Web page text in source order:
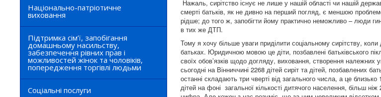
Національно-патріотичне
виховання
Підтримка сім’ї, запобігання
домашньому насильству,
забезпечення рівних прав і
можливостей жінок та чоловіків,
попередження торгівлі людьми
Соціальні послуги
Нажаль, сирітство існує не лише у нашій області чи нашій
смерті батьків, як не дивно на перший погляд, є меншою
рідше; до того ж, запобігти йому практично неможливо – люди
в тих же ДТП.
Тому я хочу більше уваги приділити соціальному сирітству,
батьках. Юридичною мовою це діти, позбавлені батьківського
своїх обов’язків щодо догляду, виховання, створення
сьогодні на Вінниччині 2268 дітей сиріт та дітей, позбавлених
останні складають три чверті від загального числа, а це близько
дітей на фоні загальної кількості дитячого населення, більш